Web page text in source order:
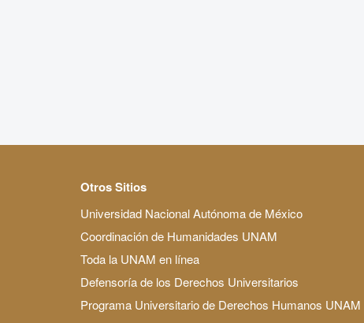
Otros Sitios
Universidad Nacional Autónoma de México
Coordinación de Humanidades UNAM
Toda la UNAM en línea
Defensoría de los Derechos Universitarios
Programa Universitario de Derechos Humanos UNAM